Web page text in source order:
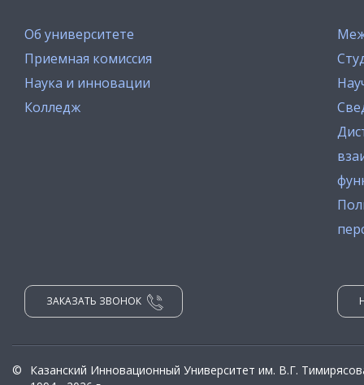
Об университете
Приемная комиссия
Наука и инновации
Колледж
ЗАКАЗАТЬ ЗВОНОК
©
Казанский Инновационный Университет им. В.Г.